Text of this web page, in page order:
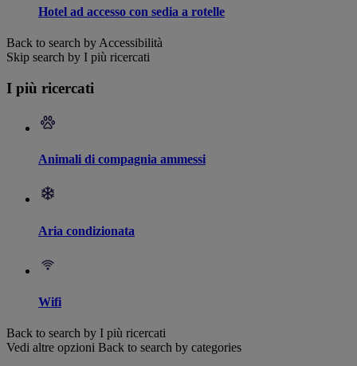
Hotel ad accesso con sedia a rotelle
Back to search by Accessibilità
Skip search by I più ricercati
I più ricercati
Animali di compagnia ammessi
Aria condizionata
Wifi
Back to search by I più ricercati
Vedi altre opzioni Back to search by categories